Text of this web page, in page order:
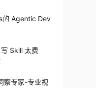
的 Agentic Dev
Skill 太费
察专家-专业视